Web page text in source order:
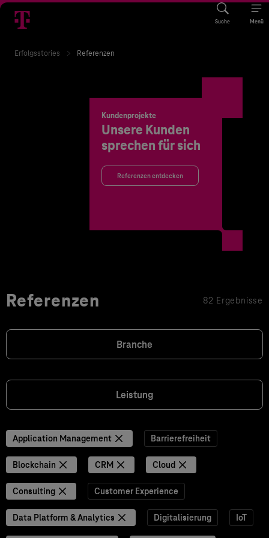
Suche Menü
Erfolgsstories Referenzen
Kundenprojekte
Unsere Kunden
sprechen für sich
Referenzen entdecken
Referenzen 82 Ergebnisse
Branche
Leistung
Application Management Barrierefreiheit
Blockchain CRM Cloud
Consulting Customer Experience
Data Platform & Analytics Digitalisierung IoT